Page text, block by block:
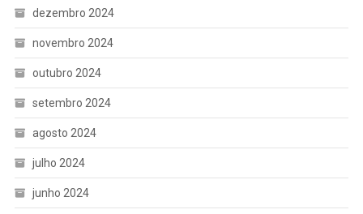
dezembro 2024
novembro 2024
outubro 2024
setembro 2024
agosto 2024
julho 2024
junho 2024